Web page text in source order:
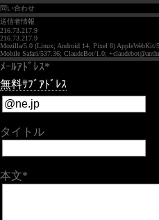
問い合わせ
送信者情報
216.73.217.9
216.73.217.9
Mozilla/5.0 (Linux; Android 14; Pixel 8)
Mobile Safari/537.36; ClaudeBot/1.0;
ﾒｰﾙｱﾄﾞﾚｽ*
無料ｻﾌﾞｱﾄﾞﾚｽ
タイトル
本文*